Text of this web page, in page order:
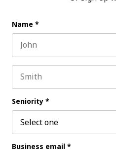
Name *
Seniority *
Business email *